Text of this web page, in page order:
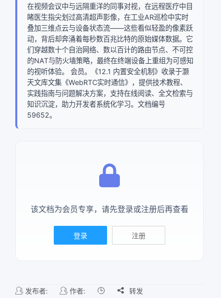
在视频会议中与远隔重洋的同事对视，在远程医疗中目
睹医生指尖划过高清超声影像，在工业AR巡检中实时
叠加三维点云与设备状态流——这些看似轻盈的像素跃
动，背后却奔涌着每秒数百兆比特的原始媒体数据。它
们穿越数十个自治网络、数以百计的路由节点、不可控
的NAT与防火墙策略，最终在终端设备上重组为可感知
的视听体验。 会员。《12.1 内置安全机制》收录于灏
天文库文集《WebRTC实时通信》，提供技术教程、
实践指南与问题解决方案，支持在线阅读、全文检索与
知识沉淀，助力开发者系统化学习。文档编号
59652。
该文档为会员专享，请先登录或注册后再查看
登录 注册
发布者: 作者:  转发